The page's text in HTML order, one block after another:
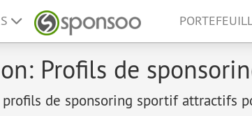
Profils de
profils de sponsoring sportif attractifs